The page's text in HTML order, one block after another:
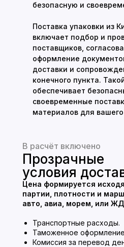
безопасную и
Поставка упаковки из
включает подбор и
поставщиков,
оформление
доставки и
конечного пункта.
обеспечивает
своевременные
материалов для
В расчёт включено
Прозрачные
условия
Цена формируется
партии, плотности и
авто, авиа, морем, или
Транспортные расходы.
Таможенное
Комиссия за перевод